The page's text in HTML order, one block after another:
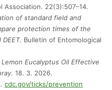
Association. 22(3):507–14.
of standard field and
protection times of the
Bulletin of Entomological
Lemon Eucalyptus Oil Effective
18. 3. 2026.
cdc.gov/ticks/prevention